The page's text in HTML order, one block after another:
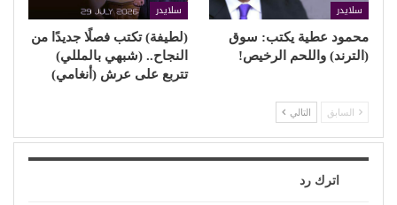
سلايدر
محمود عطية يكتب: سوق
(الترند) واللحم الرخيص!
سلايدر
(لطيفة) تكتب فصلًا جديدًا من
النجاح.. (شبهي بالمللي)
تتربع على عرش (أنغامي)
السابق التالي
اترك رد